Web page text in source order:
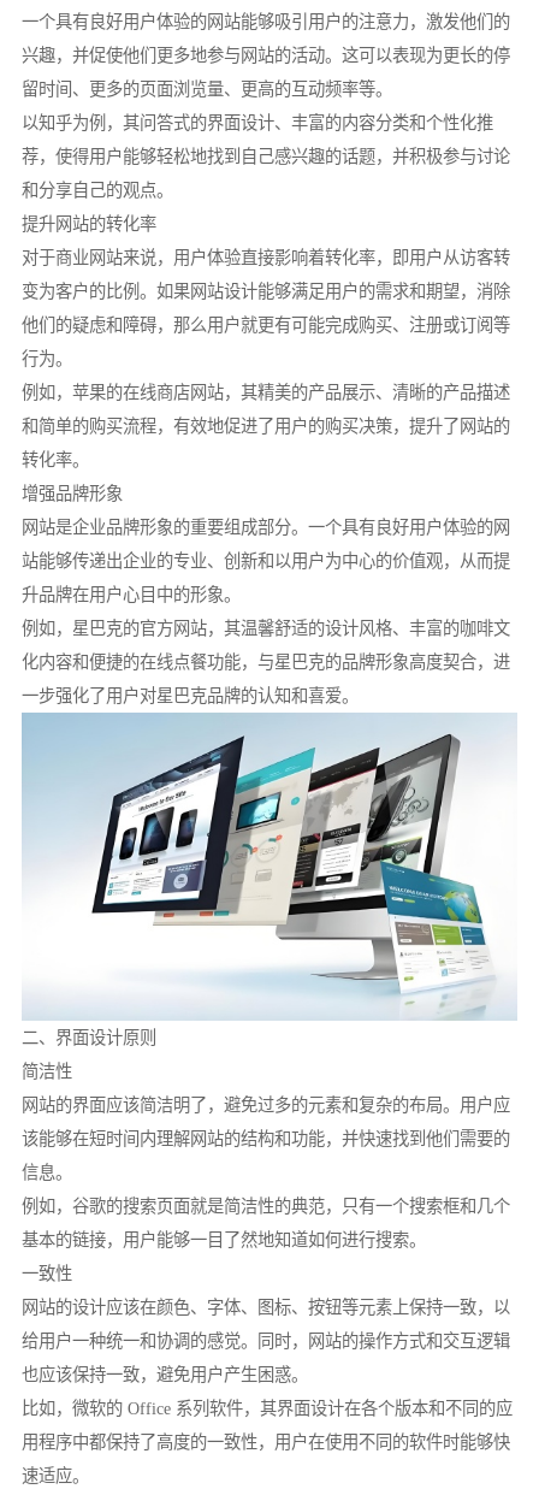
一个具有良好用户体验的网站能够吸引用户的注意力，激发他们的
兴趣，并促使他们更多地参与网站的活动。这可以表现为更长的停
留时间、更多的页面浏览量、更高的互动频率等。
以知乎为例，其问答式的界面设计、丰富的内容分类和个性化推
荐，使得用户能够轻松地找到自己感兴趣的话题，并积极参与讨论
和分享自己的观点。
提升网站的转化率
对于商业网站来说，用户体验直接影响着转化率，即用户从访客转
变为客户的比例。如果网站设计能够满足用户的需求和期望，消除
他们的疑虑和障碍，那么用户就更有可能完成购买、注册或订阅等
行为。
例如，苹果的在线商店网站，其精美的产品展示、清晰的产品描述
和简单的购买流程，有效地促进了用户的购买决策，提升了网站的
转化率。
增强品牌形象
网站是企业品牌形象的重要组成部分。一个具有良好用户体验的网
站能够传递出企业的专业、创新和以用户为中心的价值观，从而提
升品牌在用户心目中的形象。
例如，星巴克的官方网站，其温馨舒适的设计风格、丰富的咖啡文
化内容和便捷的在线点餐功能，与星巴克的品牌形象高度契合，进
一步强化了用户对星巴克品牌的认知和喜爱。
二、界面设计原则
简洁性
网站的界面应该简洁明了，避免过多的元素和复杂的布局。用户应
该能够在短时间内理解网站的结构和功能，并快速找到他们需要的
信息。
例如，谷歌的搜索页面就是简洁性的典范，只有一个搜索框和几个
基本的链接，用户能够一目了然地知道如何进行搜索。
一致性
网站的设计应该在颜色、字体、图标、按钮等元素上保持一致，以
给用户一种统一和协调的感觉。同时，网站的操作方式和交互逻辑
也应该保持一致，避免用户产生困惑。
比如，微软的 Office 系列软件，其界面设计在各个版本和不同的应
用程序中都保持了高度的一致性，用户在使用不同的软件时能够快
速适应。